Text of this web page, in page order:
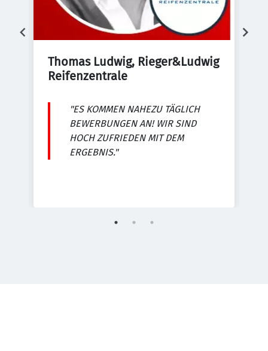
Thomas Ludwig, Rieger&Ludwig
Reifenzentrale
"ES KOMMEN NAHEZU TÄGLICH
BEWERBUNGEN AN! WIR SIND
HOCH ZUFRIEDEN MIT DEM
ERGEBNIS."